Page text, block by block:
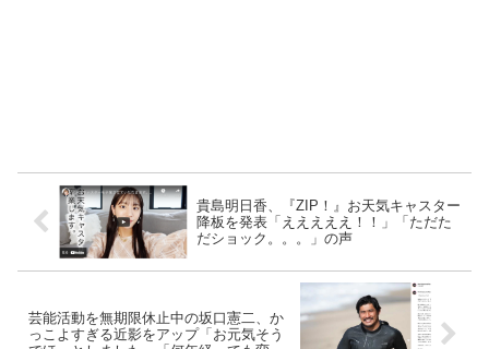
貴島明日香、『ZIP！』お天気キャスター
降板を発表「えええええ！！」「ただた
だショック。。。」の声
芸能活動を無期限休止中の坂口憲二、か
っこよすぎる近影をアップ「お元気そう